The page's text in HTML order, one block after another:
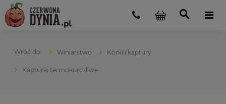
Winiarstwo Korki i kaptury
Kapturki termokurczliwe